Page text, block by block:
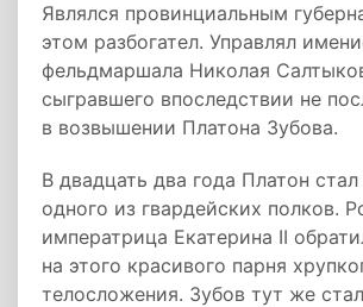
Являлся провинциальным
этом разбогател. Управлял
фельдмаршала Николая
сыгравшего впоследствии не
в возвышении Платона Зубова.
В двадцать два года Платон
одного из гвардейских полков.
императрица Екатерина II
на этого красивого парня
телосложения. Зубов тут же стал